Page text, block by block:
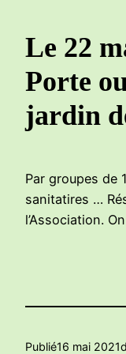
Le 22
Porte
jardin
Par groupes de
sanitatires …
l’Association.
Publié16 mai 2021